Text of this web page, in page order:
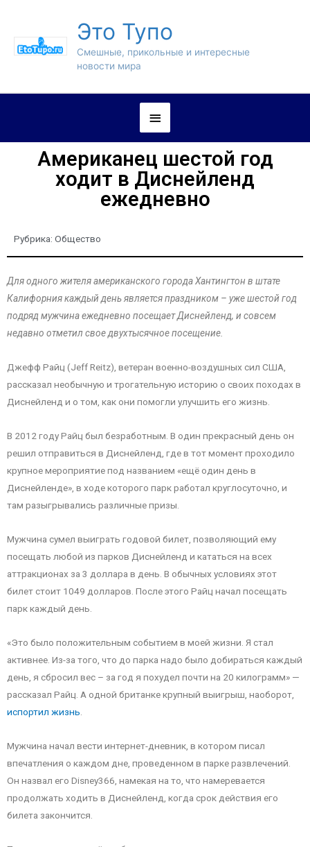
Это Тупо
Смешные, прикольные и интересные
новости мира
Американец шестой год
ходит в Диснейленд
ежедневно
Рубрика: Общество
Для одного жителя американского города Хантингтон в штате
Калифорния каждый день является праздником – уже шестой год
подряд мужчина ежедневно посещает Диснейленд, и совсем
недавно отметил свое двухтысячное посещение.
Джефф Райц (Jeff Reitz), ветеран военно-воздушных сил США,
рассказал необычную и трогательную историю о своих походах в
Диснейленд и о том, как они помогли улучшить его жизнь.
В 2012 году Райц был безработным. В один прекрасный день он
решил отправиться в Диснейленд, где в тот момент проходило
крупное мероприятие под названием «ещё один день в
Диснейленде», в ходе которого парк работал круглосуточно, и
там разыгрывались различные призы.
Мужчина сумел выиграть годовой билет, позволяющий ему
посещать любой из парков Диснейленд и кататься на всех
аттракционах за 3 доллара в день. В обычных условиях этот
билет стоит 1049 долларов. После этого Райц начал посещать
парк каждый день.
«Это было положительным событием в моей жизни. Я стал
активнее. Из-за того, что до парка надо было добираться каждый
день, я сбросил вес – за год я похудел почти на 20 килограмм» —
рассказал Райц. А одной британке крупный выигрыш, наоборот,
испортил жизнь
Мужчина начал вести интернет-дневник, в котором писал
впечатления о каждом дне, проведенном в парке развлечений.
Он назвал его Disney366, намекая на то, что намеревается
продолжать ходить в Диснейленд, когда срок действия его
билета закончится.